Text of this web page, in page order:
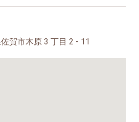
賀市木原 3 丁目 2 - 11